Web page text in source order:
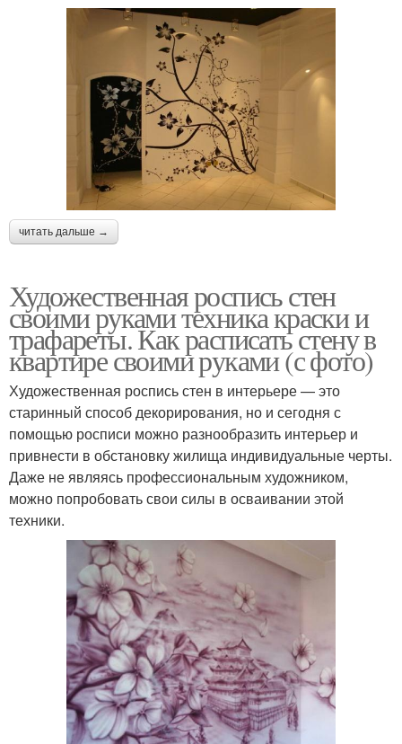
читать дальше →
Художественная роспись стен
своими руками техника краски и
трафареты. Как расписать стену в
квартире своими руками (с фото)
Художественная роспись стен в интерьере — это
старинный способ декорирования, но и сегодня с
помощью росписи можно разнообразить интерьер и
привнести в обстановку жилища индивидуальные черты.
Даже не являясь профессиональным художником,
можно попробовать свои силы в осваивании этой
техники.